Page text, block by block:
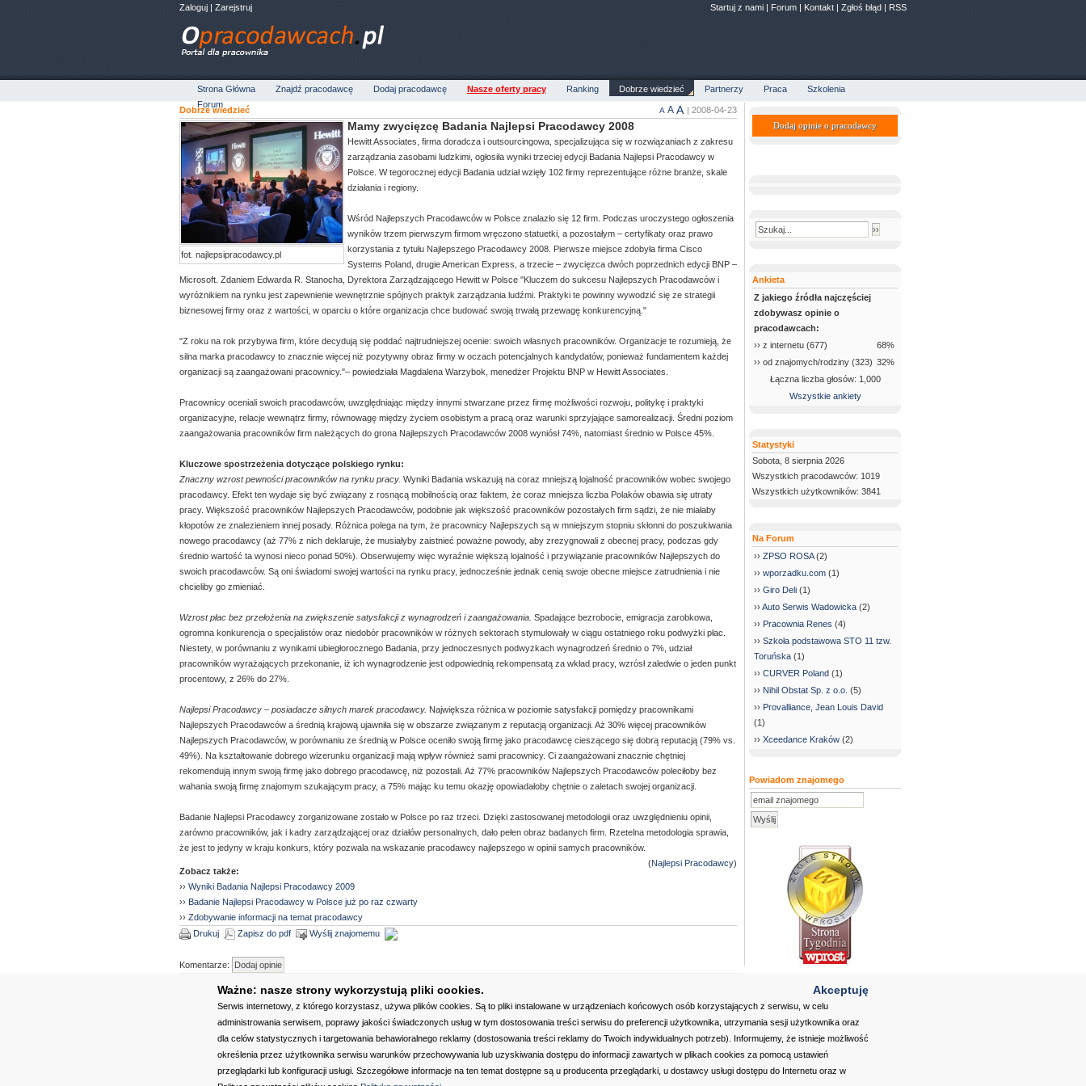
Ważne: nasze strony wykorzystują pliki cookies. Akceptuję
Serwis internetowy, z którego korzystasz, używa plików cookies. Są to pliki instalowane w urządzeniach końcowych osób korzystających z serwisu, w celu
administrowania serwisem, poprawy jakości świadczonych usług w tym dostosowania treści serwisu do preferencji użytkownika, utrzymania sesji użytkownika oraz
dla celów statystycznych i targetowania behawioralnego reklamy (dostosowania treści reklamy do Twoich indywidualnych potrzeb). Informujemy, że istnieje możliwość
określenia przez użytkownika serwisu warunków przechowywania lub uzyskiwania dostępu do informacji zawartych w plikach cookies za pomocą ustawień
przeglądarki lub konfiguracji usługi. Szczegółowe informacje na ten temat dostępne są u producenta przeglądarki, u dostawcy usługi dostępu do Internetu oraz w
Zaloguj | Zarejstruj Startuj z nami | Forum | Kontakt | Zgłoś błąd | RSS
Strona Główna Znajdź pracodawcę Dodaj pracodawcę Nasze oferty pracy Ranking Dobrze wiedzieć Partnerzy Praca
Szkolenia
Forum
Dodaj opinie o pracodawcy
Ankieta
Z jakiego źródła najczęściej
zdobywasz opinie o
pracodawcach:
›› z internetu (677)
68%
›› od znajomych/rodziny (323) 32%
Łączna liczba głosów: 1,000
Wszystkie ankiety
Statystyki
Sobota, 8 sierpnia 2026
Wszystkich pracodawców: 1019
Wszystkich użytkowników: 3841
Na Forum
›› ZPSO ROSA(2)
›› wporzadku.com (1)
›› Giro Deli (1)
››Auto Serwis Wadowicka (2)
›› Pracownia Renes (4)
›› Szkoła podstawowa STO 11 tzw.
Toruńska (1)
›› CURVER Poland (1)
›› Nihil Obstat Sp. z o.o. (5)
›› Provalliance, Jean Louis David
(1)
›› Xceedance Kraków (2)
Powiadom znajomego
Dobrze wiedzieć A A A | 2008-04-23
fot. najlepsipracodawcy.pl
Mamy zwycięzcę Badania Najlepsi Pracodawcy 2008
Hewitt Associates, firma doradcza i outsourcingowa, specjalizująca się w rozwiązaniach z zakresu
zarządzania zasobami ludzkimi, ogłosiła wyniki trzeciej edycji Badania Najlepsi Pracodawcy w
Polsce. W tegorocznej edycji Badania udział wzięły 102 firmy reprezentujące różne branże, skale
działania i regiony.
Wśród Najlepszych Pracodawców w Polsce znalazło się 12 firm. Podczas uroczystego ogłoszenia
wyników trzem pierwszym firmom wręczono statuetki, a pozostałym – certyfikaty oraz prawo
korzystania z tytułu Najlepszego Pracodawcy 2008. Pierwsze miejsce zdobyła firma Cisco
Systems Poland, drugie American Express, a trzecie – zwycięzca dwóch poprzednich edycji BNP –
Microsoft. Zdaniem Edwarda R. Stanocha, Dyrektora Zarządzającego Hewitt w Polsce "Kluczem do sukcesu Najlepszych Pracodawców i
wyróżnikiem na rynku jest zapewnienie wewnętrznie spójnych praktyk zarządzania ludźmi. Praktyki te powinny wywodzić się ze strategii
biznesowej firmy oraz z wartości, w oparciu o które organizacja chce budować swoją trwałą przewagę konkurencyjną."
"Z roku na rok przybywa firm, które decydują się poddać najtrudniejszej ocenie: swoich własnych pracowników. Organizacje te rozumieją, że
silna marka pracodawcy to znacznie więcej niż pozytywny obraz firmy w oczach potencjalnych kandydatów, ponieważ fundamentem każdej
organizacji są zaangażowani pracownicy."– powiedziała Magdalena Warzybok, menedżer Projektu BNP w Hewitt Associates.
Pracownicy oceniali swoich pracodawców, uwzględniając między innymi stwarzane przez firmę możliwości rozwoju, politykę i praktyki
organizacyjne, relacje wewnątrz firmy, równowagę między życiem osobistym a pracą oraz warunki sprzyjające samorealizacji. Średni poziom
zaangażowania pracowników firm należących do grona Najlepszych Pracodawców 2008 wyniósł 74%, natomiast średnio w Polsce 45%.
Kluczowe spostrzeżenia dotyczące polskiego rynku:
Znaczny wzrost pewności pracowników na rynku pracy. Wyniki Badania wskazują na coraz mniejszą lojalność pracowników wobec swojego
pracodawcy. Efekt ten wydaje się być związany z rosnącą mobilnością oraz faktem, że coraz mniejsza liczba Polaków obawia się utraty
pracy. Większość pracowników Najlepszych Pracodawców, podobnie jak większość pracowników pozostałych firm sądzi, że nie miałaby
kłopotów ze znalezieniem innej posady. Różnica polega na tym, że pracownicy Najlepszych są w mniejszym stopniu skłonni do poszukiwania
nowego pracodawcy (aż 77% z nich deklaruje, że musiałyby zaistnieć poważne powody, aby zrezygnowali z obecnej pracy, podczas gdy
średnio wartość ta wynosi nieco ponad 50%). Obserwujemy więc wyraźnie większą lojalność i przywiązanie pracowników Najlepszych do
swoich pracodawców. Są oni świadomi swojej wartości na rynku pracy, jednocześnie jednak cenią swoje obecne miejsce zatrudnienia i nie
chcieliby go zmieniać.
Wzrost płac bez przełożenia na zwiększenie satysfakcji z wynagrodzeń i zaangażowania. Spadające bezrobocie, emigracja zarobkowa,
ogromna konkurencja o specjalistów oraz niedobór pracowników w różnych sektorach stymulowały w ciągu ostatniego roku podwyżki płac.
Niestety, w porównaniu z wynikami ubiegłorocznego Badania, przy jednoczesnych podwyżkach wynagrodzeń średnio o 7%, udział
pracowników wyrażających przekonanie, iż ich wynagrodzenie jest odpowiednią rekompensatą za wkład pracy, wzrósł zaledwie o jeden punkt
procentowy, z 26% do 27%.
Najlepsi Pracodawcy – posiadacze silnych marek pracodawcy. Największa różnica w poziomie satysfakcji pomiędzy pracownikami
Najlepszych Pracodawców a średnią krajową ujawniła się w obszarze związanym z reputacją organizacji. Aż 30% więcej pracowników
Najlepszych Pracodawców, w porównaniu ze średnią w Polsce oceniło swoją firmę jako pracodawcę cieszącego się dobrą reputacją (79% vs.
49%). Na kształtowanie dobrego wizerunku organizacji mają wpływ również sami pracownicy. Ci zaangażowani znacznie chętniej
rekomendują innym swoją firmę jako dobrego pracodawcę, niż pozostali. Aż 77% pracowników Najlepszych Pracodawców poleciłoby bez
wahania swoją firmę znajomym szukającym pracy, a 75% mając ku temu okazję opowiadałoby chętnie o zaletach swojej organizacji.
Badanie Najlepsi Pracodawcy zorganizowane zostało w Polsce po raz trzeci. Dzięki zastosowanej metodologii oraz uwzględnieniu opinii,
zarówno pracowników, jak i kadry zarządzającej oraz działów personalnych, dało pełen obraz badanych firm. Rzetelna metodologia sprawia,
że jest to jedyny w kraju konkurs, który pozwala na wskazanie pracodawcy najlepszego w opinii samych pracowników.
(Najlepsi Pracodawcy)
Zobacz także:
›› Wyniki Badania Najlepsi Pracodawcy 2009
›› Badanie Najlepsi Pracodawcy w Polsce już po raz czwarty
›› Zdobywanie informacji na temat pracodawcy
Drukuj
Zapisz do pdf Wyślij znajomemu
Komentarze:
›› Autor: ~konkrenty - 2008-04-26 19:48 [953 tygodni temu]
Cisco to niezła firma, dobrze że stawia na szkolenia!
O nas | Regulamin | Kontakt | Redakcja | Współpraca | Partnerzy | Media | Reklama | Mapa serwisu | RSS
Znajdź pracodawcę
| Dodaj pracodawcę | Ranking | Dobrze wiedzieć | Forum | Szkolenia |